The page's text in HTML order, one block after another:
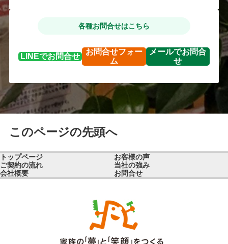
各種お問合せはこちら
LINEでお問合せ
お問合せフォー
ム
メールでお問合
せ
このページの先頭へ
トップページ
お客様の声
ご契約の流れ
当社の強み
会社概要
お問合せ